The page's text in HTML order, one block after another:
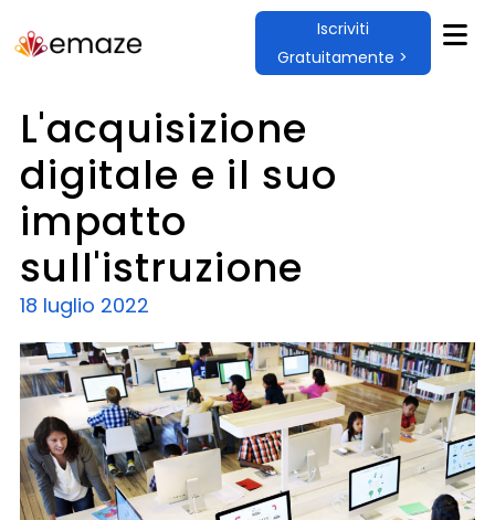
Iscriviti
Gratuitamente >
L'acquisizione
digitale e il suo
impatto
sull'istruzione
18 luglio 2022